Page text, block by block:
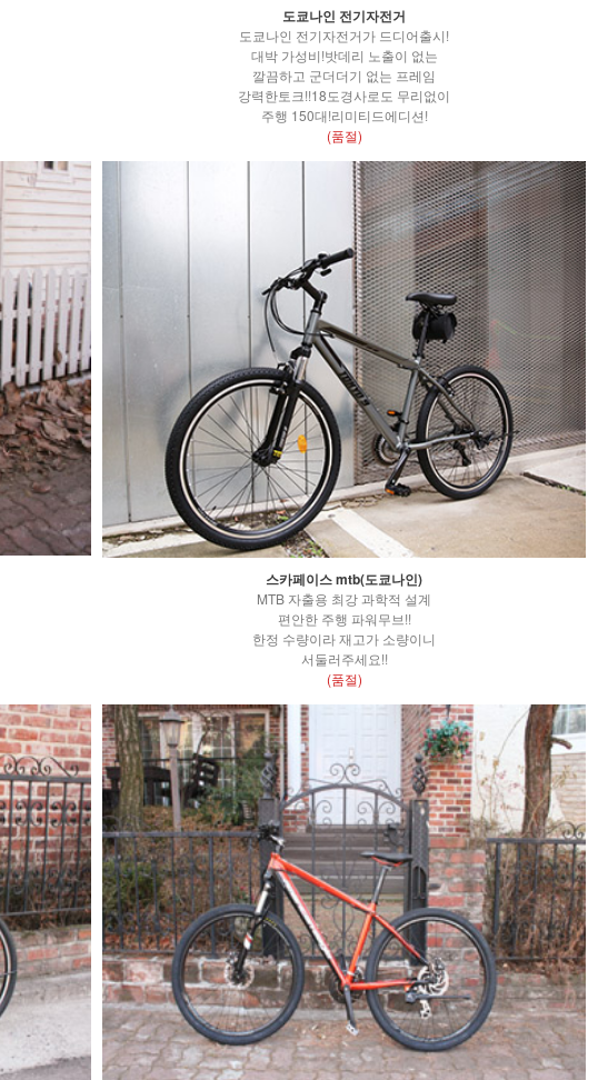
도쿄나인 전기자전거
도쿄나인 전기자전거가 드디어출시!
대박 가성비!밧데리 노출이 없는
깔끔하고 군더더기 없는 프레임
강력한토크!!18도경사로도 무리없이
주행 150대!리미티드에디션!
(품절)
스카페이스 mtb(도쿄나인)
MTB 자출용 최강 과학적 설계
편안한 주행 파워무브!!
한정 수량이라 재고가 소량이니
서둘러주세요!!
(품절)